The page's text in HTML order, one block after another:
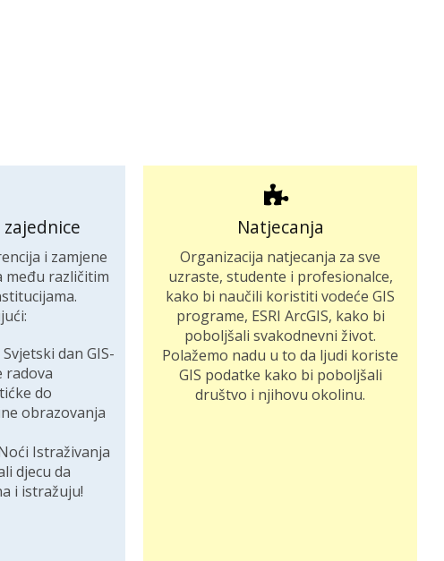
i zamjene
među različitim
dan GIS-
radova
do
obrazovanja
Istraživanja
djecu da
i istražuju!
Natjecanja
Organizacija natjecanja za sve
uzraste, studente i profesionalce,
kako bi naučili koristiti vodeće GIS
programe, ESRI ArcGIS, kako bi
poboljšali svakodnevni život.
Polažemo nadu u to da ljudi koriste
GIS podatke kako bi poboljšali
društvo i njihovu okolinu.